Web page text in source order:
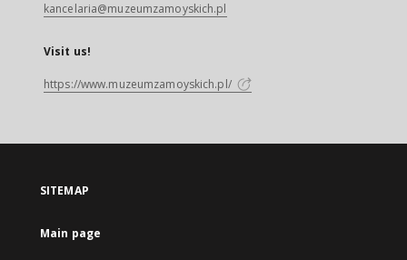
kancelaria@muzeumzamoyskich.pl
Visit us!
https://www.muzeumzamoyskich.pl/
SITEMAP
Main page